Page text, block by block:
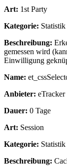
Art: 1st Party
Kategorie: Statistik
Beschreibung:
gemessen wird
Einwilligung
Name:
Anbieter: eTracker
Dauer: 0 Tage
Art: Session
Kategorie: Statistik
Beschreibung: